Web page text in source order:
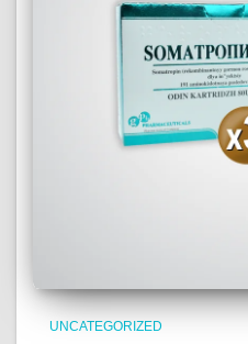
UNCATEGORIZED